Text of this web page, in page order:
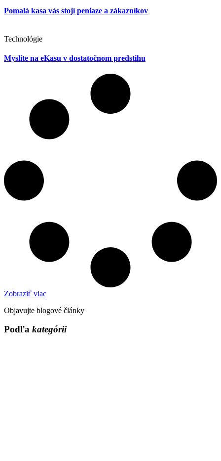
Pomalá kasa vás stojí peniaze a zákazníkov
Technológie
Myslite na eKasu v dostatočnom predstihu
Zobraziť viac
Objavujte blogové články
Podľa kategórii